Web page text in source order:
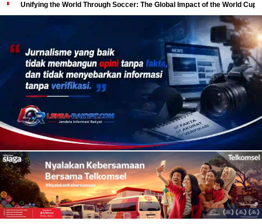
Unifying the World Through Soccer: The Global Impact of the World Cup